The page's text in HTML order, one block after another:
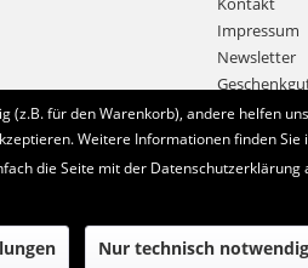
Impressum
Newsletter
Bestellung widerrufen
(z.B. für den Warenkorb), andere helfen
Weitere Informationen finden
die Seite mit der Datenschutzerklärung
Nur technisch